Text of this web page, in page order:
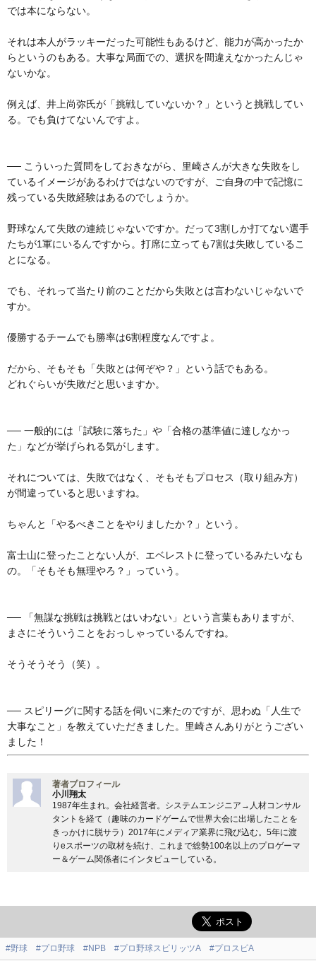
では本にならない。
それは本人がラッキーだった可能性もあるけど、能力が高かったか
らというのもある。大事な局面での、選択を間違えなかったんじゃ
ないかな。
例えば、井上尚弥氏が「挑戦していないか？」というと挑戦してい
る。でも負けてないんですよ。
── こういった質問をしておきながら、里崎さんが大きな失敗をし
ているイメージがあるわけではないのですが、ご自身の中で記憶に
残っている失敗経験はあるのでしょうか。
野球なんて失敗の連続じゃないですか。だって3割しか打てない選手
たちが1軍にいるんですから。打席に立っても7割は失敗しているこ
とになる。
でも、それって当たり前のことだから失敗とは言わないじゃないで
すか。
優勝するチームでも勝率は6割程度なんですよ。
だから、そもそも「失敗とは何ぞや？」という話でもある。
どれぐらいが失敗だと思いますか。
── 一般的には「試験に落ちた」や「合格の基準値に達しなかっ
た」などが挙げられる気がします。
それについては、失敗ではなく、そもそもプロセス（取り組み方）
が間違っていると思いますね。
ちゃんと「やるべきことをやりましたか？」という。
富士山に登ったことない人が、エベレストに登っているみたいなも
の。「そもそも無理やろ？」っていう。
── 「無謀な挑戦は挑戦とはいわない」という言葉もありますが、
まさにそういうことをおっしゃっているんですね。
そうそうそう（笑）。
── スピリーグに関する話を伺いに来たのですが、思わぬ「人生で
大事なこと」を教えていただきました。里崎さんありがとうござい
ました！
著者プロフィール
小川翔太
1987年生まれ。会社経営者。システムエンジニア→人材コンサル
タントを経て（趣味のカードゲームで世界大会に出場したことを
きっかけに脱サラ）2017年にメディア業界に飛び込む。5年に渡
りeスポーツの取材を続け、これまで総勢100名以上のプロゲーマ
ー＆ゲーム関係者にインタビューしている。
#野球 #プロ野球 #NPB #プロ野球スピリッツA #プロスピA